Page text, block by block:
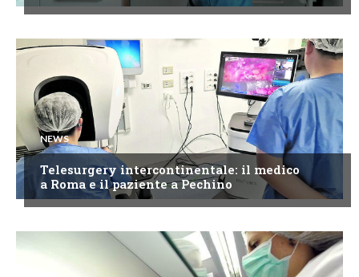
NEWS
Telesurgery intercontinentale: il medico
a Roma e il paziente a Pechino